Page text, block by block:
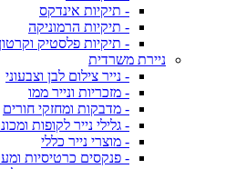
- תיקיות אינדקס
- תיקיות הרמוניקה
- תיקיות פלסטיק
ניירת משרדית
- נייר צילום לבן וצבעוני
- מזכריות ונייר ממו
- מדבקות ומחזקי חורים
- גלילי נייר לקופות
- מוצרי נייר כללי
- פנקסים כרטיסיות